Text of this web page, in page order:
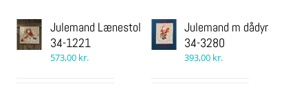
Julemand Lænestol
34-1221
573,00 kr.
Julemand m dådyr
34-3280
393,00 kr.